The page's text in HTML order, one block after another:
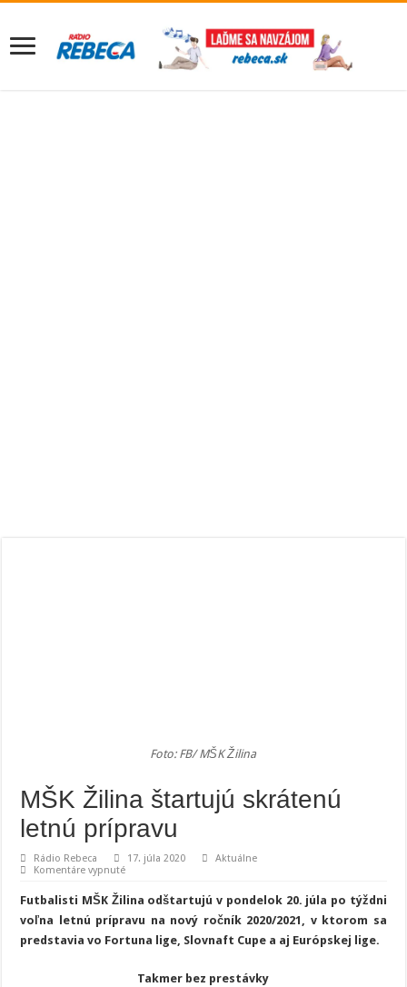
Foto: FB/ MŠK Žilina
MŠK Žilina štartujú skrátenú
letnú prípravu
Rádio Rebeca 17. júla 2020
Aktuálne
Komentáre vypnuténa
Žilina
štartujú
skrátenú
prípravu
Futbalisti MŠK Žilina odštartujú v pondelok 20. júla po týždni
voľna letnú prípravu na nový ročník 2020/2021, v ktorom sa
predstavia vo Fortuna lige, Slovnaft Cupe a aj Európskej lige.
Takmer bez prestávky